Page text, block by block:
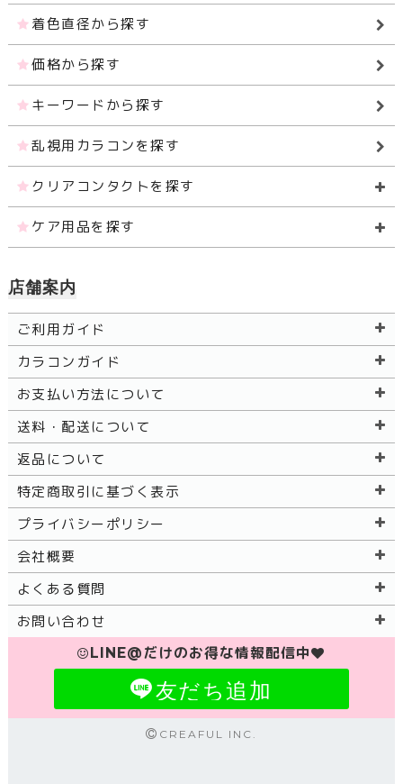
着色直径から探す
価格から探す
キーワードから探す
乱視用カラコンを探す
クリアコンタクトを探す
ケア用品を探す
店舗案内
ご利用ガイド
カラコンガイド
お支払い方法について
送料・配送について
返品について
特定商取引に基づく表示
プライバシーポリシー
会社概要
よくある質問
お問い合わせ
LINE@だけのお得な情報配信中
友だち追加
CREAFUL INC.